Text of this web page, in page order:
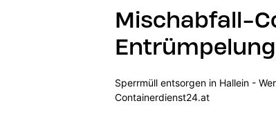
Mischabfall-
Sperrmüll entsorgen in Hallein -
Containerdienst24.at